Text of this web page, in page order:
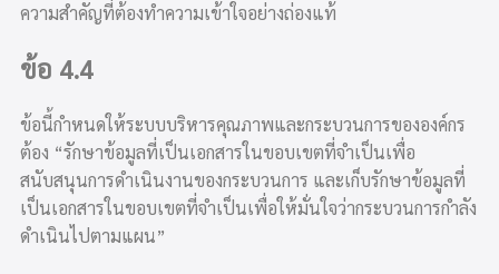
ความสำคัญที่ต้องทำความเข้าใจอย่างถ่องแท้
ข้อ 4.4
ข้อนี้กำหนดให้ระบบบริหารคุณภาพและกระบวนการขององค์กร
ต้อง “รักษาข้อมูลที่เป็นเอกสารในขอบเขตที่จำเป็นเพื่อ
สนับสนุนการดำเนินงานของกระบวนการ และเก็บรักษาข้อมูลที่
เป็นเอกสารในขอบเขตที่จำเป็นเพื่อให้มั่นใจว่ากระบวนการกำลัง
ดำเนินไปตามแผน”